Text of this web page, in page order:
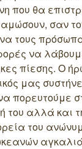
που θα
σαν
τους
να
πίεσης. Ο
μας
πορευτούμε
του αλλά και
του